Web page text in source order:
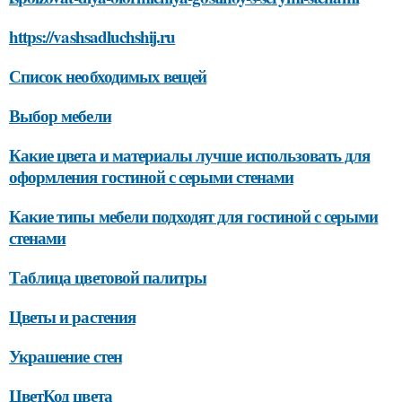
https://vashsadluchshij.ru
Список необходимых вещей
Выбор мебели
Какие цвета и материалы лучше использовать для
оформления гостиной с серыми стенами
Какие типы мебели подходят для гостиной с серыми
стенами
Таблица цветовой палитры
Цветы и растения
Украшение стен
ЦветКод цвета